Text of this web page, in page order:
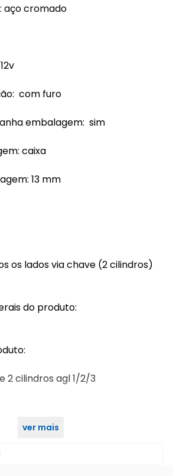
aço cromado
com furo
embalagem: sim
caixa
13 mm
os lados via chave (2 cilindros)
do produto:
2 cilindros agl 1/2/3
ver mais